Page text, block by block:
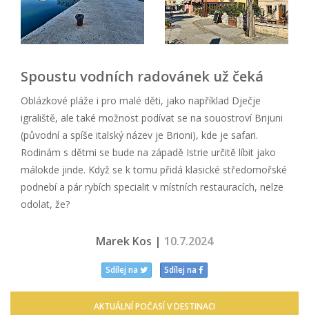
Spoustu vodních radovánek už čeká
Oblázkové pláže i pro malé děti, jako například Dječje
igraliště, ale také možnost podívat se na souostroví Brijuni
(původní a spíše italský název je Brioni), kde je safari.
Rodinám s dětmi se bude na západě Istrie určitě líbit jako
málokde jinde. Když se k tomu přidá klasické středomořské
podnebí a pár rybích specialit v místních restauracích, nelze
odolat, že?
Marek Kos | 10.7.2024
Sdílej na Sdílej na
AKTUÁLNÍ POČASÍ V DESTINACI